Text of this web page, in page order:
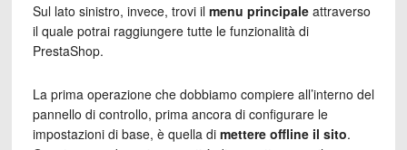
Sul lato sinistro, invece, trovi ilmenu principaleattraverso
il quale potrai raggiungere tutte le funzionalità di
PrestaShop.
La prima operazione che dobbiamo compiere all’interno del
pannello di controllo, prima ancora di configurare le
impostazioni di base, è quella di mettere offline il sito.